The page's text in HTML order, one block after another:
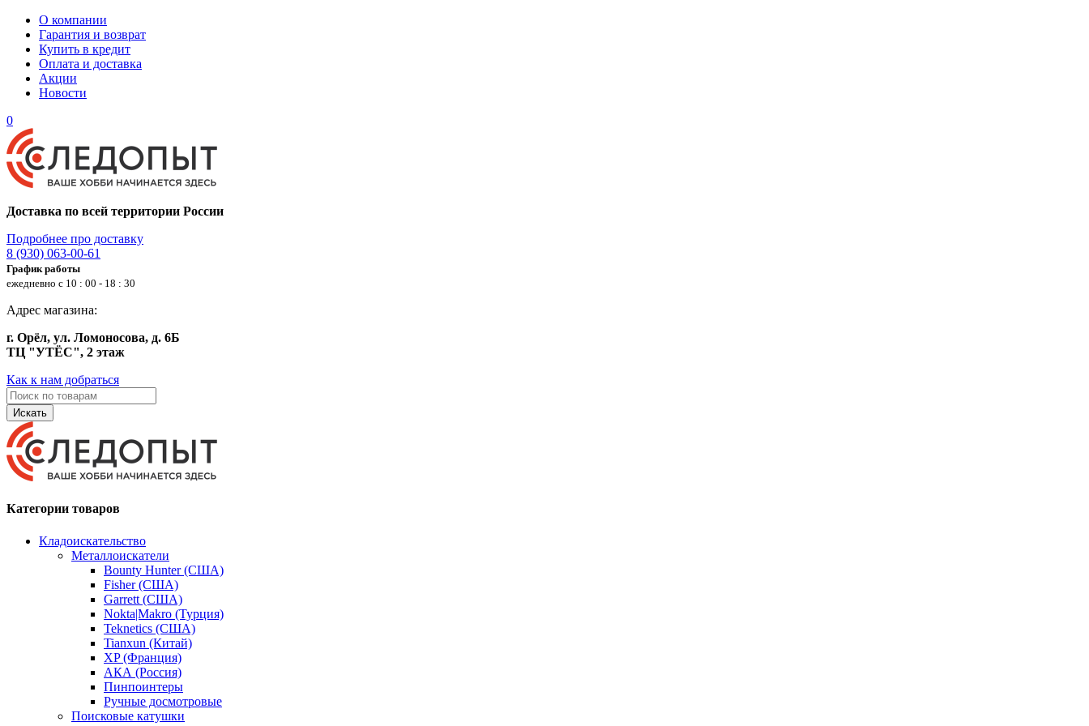
О компании
Гарантия и возврат
Купить в кредит
Оплата и доставка
Акции
Новости
0
Доставка по всей территории России
Подробнее про доставку
8 (930) 063-00-61
График работы
ежедневно с 10 : 00 - 18 : 30
Адрес магазина:
г. Орёл, ул. Ломоносова, д. 6Б
ТЦ "УТЁС", 2 этаж
Как к нам добраться
Искать
Категории товаров
Кладоискательство
Металлоискатели
Bounty Hunter (США)
Fisher (США)
Garrett (США)
Nokta|Makro (Турция)
Teknetics (США)
Tianxun (Китай)
XP (Франция)
АКА (Россия)
Пинпоинтеры
Ручные досмотровые
Поисковые катушки